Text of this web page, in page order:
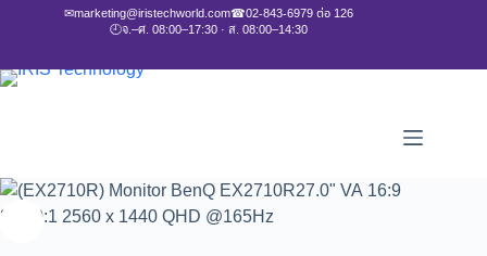
✉marketing@iristechworld.com☎02-843-6979 ต่อ 126
🕘จ.–ศ. 08:00–17:30 · ส. 08:00–14:30